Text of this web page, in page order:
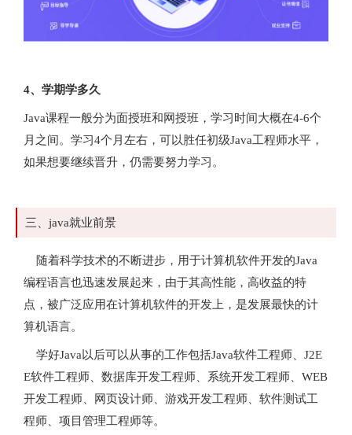
4、学期学多久
Java课程一般分为面授班和网授班，学习时间大概在4-6个
月之间。学习4个月左右，可以胜任初级Java工程师水平，
如果想要继续晋升，仍需要努力学习。
三、java就业前景
随着科学技术的不断进步，用于计算机软件开发的Java
编程语言也迅速发展起来，由于其高性能，高收益的特
点，被广泛应用在计算机软件的开发上，是发展最快的计
算机语言。
学好Java以后可以从事的工作包括Java软件工程师、J2E
E软件工程师、数据库开发工程师、系统开发工程师、WEB
开发工程师、网页设计师、游戏开发工程师、软件测试工
程师、项目管理工程师等。